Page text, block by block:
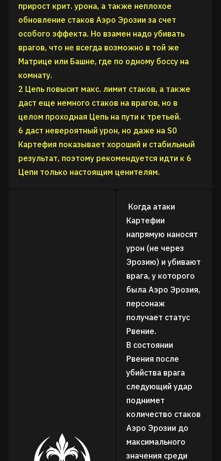
прирост крит. урона, а также неплохое
обновление стаков Аэро Эрозии за счет
особого эффекта. Но взамен надо убивать
врагов, что не всегда возможно в той же
Матрице или Башне, где по одному боссу на
комнату.
2 Цепь повысит макс. лимит стаков, а также
даст еще немного стаков на врагов, но в
целом проходная Цепь на пути к третьей.
6 даст невероятный урон, но даже на S0
Картефия показывает хороший и стабильный
результат, поэтому рекомендуется идти к 6
Цепи только настоящим ценителям.
Когда атаки
Картефии
напрямую наносят
урон (не через
Эрозию) и убивают
врага, у которого
была Аэро Эрозия,
персонаж
получает статус
Рвение.
В состоянии
Рвения после
убийства врага
следующий удар
поднимет
количество стаков
Аэро Эрозии до
максимального
значения среди